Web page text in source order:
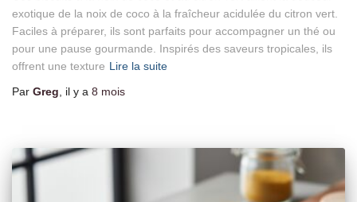
exotique de la noix de coco à la fraîcheur acidulée du citron vert.
Faciles à préparer, ils sont parfaits pour accompagner un thé ou
pour une pause gourmande. Inspirés des saveurs tropicales, ils
offrent une texture Lire la suite
Par Greg , il y a 8 mois